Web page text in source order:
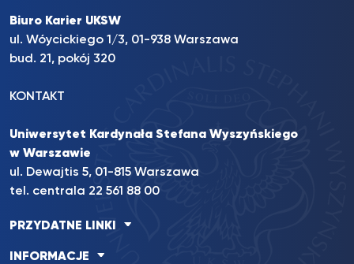
Biuro Karier UKSW
ul. Wóycickiego 1/3, 01-938 Warszawa
bud. 21, pokój 320
KONTAKT
Uniwersytet Kardynała Stefana Wyszyńskiego
w Warszawie
ul. Dewajtis 5, 01-815 Warszawa
tel. centrala 22 561 88 00
PRZYDATNE LINKI
INFORMACJE